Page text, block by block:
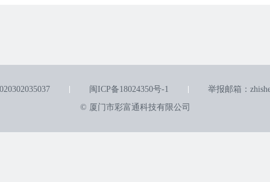
闽ICP备18024350号-1
举报邮箱：
© 厦门市彩富通科技有限公司